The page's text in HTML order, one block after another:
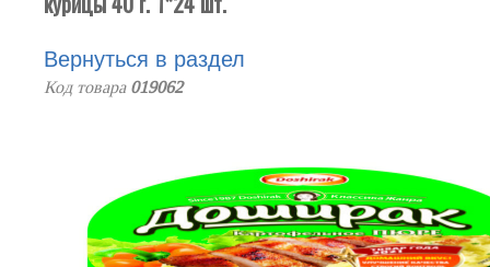
Вернуться в раздел
Код товара 019062